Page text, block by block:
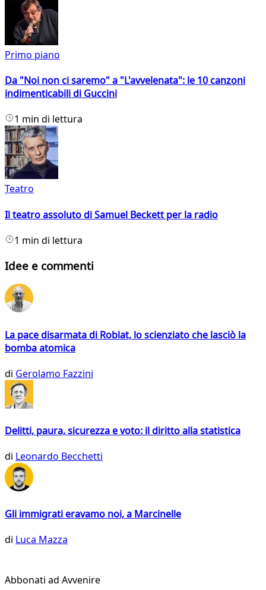
Primo piano
Da "Noi non ci saremo" a "L'avvelenata": le 10 canzoni
indimenticabili di Guccini
1 min di lettura
Teatro
Il teatro assoluto di Samuel Beckett per la radio
1 min di lettura
Idee e commenti
La pace disarmata di Roblat, lo scienziato che lasciò la
bomba atomica
di Gerolamo Fazzini
Delitti, paura, sicurezza e voto: il diritto alla statistica
di Leonardo Becchetti
Gli immigrati eravamo noi, a Marcinelle
di Luca Mazza
Abbonati ad Avvenire